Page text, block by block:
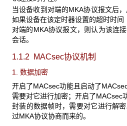
当设备收到对端的MKA协议报文后
如果设备在该定时器设置的超时时间
对端的MKA协议报文，则认为该连
会话。
1.1.2 MACsec协议机制
1. 数据加密
开启了MACsec功能且启动了
需要对它进行加密；开启了MACsec
封装的数据帧时，需要对它进行解
过MKA协议协商而来的。